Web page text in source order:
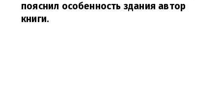
пояснил особенность здания автор
книги.